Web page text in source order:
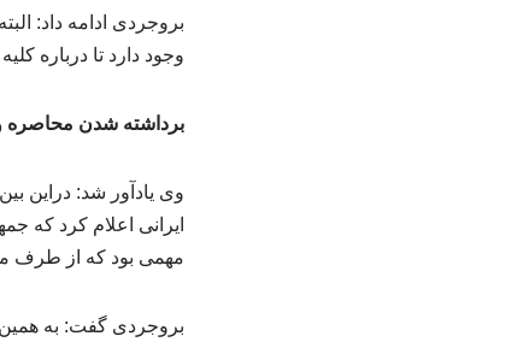
وجود دارد تا درباره
برداشته شدن محاصره
وی یادآور شد: دراین
ایرانی اعلام کرد که
مهمی بود که از طرف
بروجردی گفت: به همین